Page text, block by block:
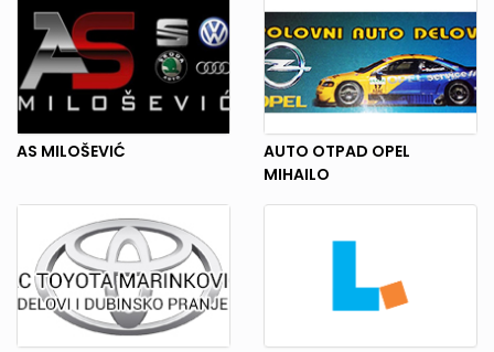
AS MILOŠEVIĆ
AUTO OTPAD OPEL
MIHAILO